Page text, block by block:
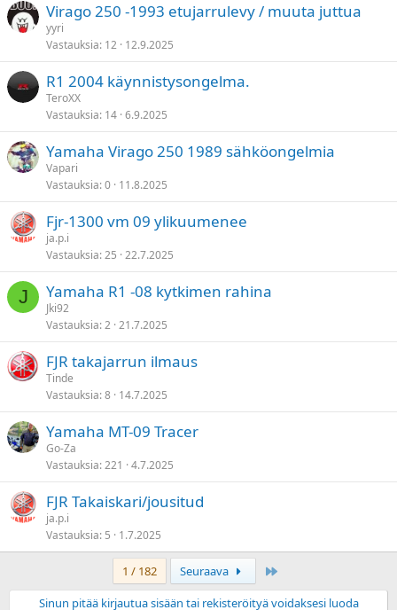
Virago 250 -1993 etujarrulevy / muuta juttua
yyri
Vastauksia 12 12.9.2025
R1 2004 käynnistysongelma.
TeroXX
Vastauksia 14 6.9.2025
Yamaha Virago 250 1989 sähköongelmia
Vapari
Vastauksia 0 11.8.2025
Fjr-1300 vm 09 ylikuumenee
ja.p.i
Vastauksia 25 22.7.2025
J Yamaha R1 -08 kytkimen rahina
Jki92
Vastauksia 2 21.7.2025
FJR takajarrun ilmaus
Tinde
Vastauksia 8 14.7.2025
Yamaha MT-09 Tracer
Go-Za
Vastauksia 221 4.7.2025
FJR Takaiskari/jousitud
ja.p.i
Vastauksia 5 1.7.2025
1 / 182 Seuraava
Sinun pitää kirjautua sisään tai rekisteröityä voidaksesi luoda